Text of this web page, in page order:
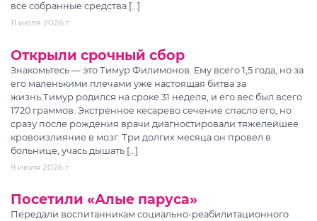
все собранные средства […]
11 июля 2026 г.
Открыли срочный сбор
Знакомьтесь — это Тимур Филимонов. Ему всего 1,5 года, но за
его маленькими плечами уже настоящая битва за
жизнь.Тимур родился на сроке 31 неделя, и его вес был всего
1720 граммов. Экстренное кесарево сечение спасло его, но
сразу после рождения врачи диагностировали тяжелейшее
кровоизлияние в мозг. Три долгих месяца он провел в
больнице, учась дышать […]
9 июля 2026 г.
Посетили «Алые паруса»
Передали воспитанникам социально-реабилитационного